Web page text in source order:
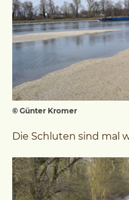
© Günter Kromer
Die Schluten sind mal